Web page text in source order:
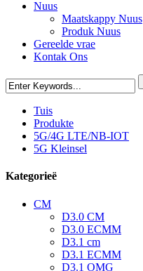
Nuus
Maatskappy Nuus
Produk Nuus
Gereelde vrae
Kontak Ons
Tuis
Produkte
5G/4G LTE/NB-IOT
5G Kleinsel
Kategorieë
CM
D3.0 CM
D3.0 ECMM
D3.1 cm
D3.1 ECMM
D3.1 OMG